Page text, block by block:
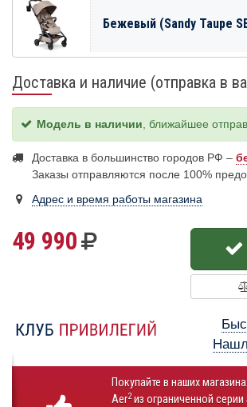
Бежевый (Sandy Taupe
Доставка и наличие (отправка в
Модель в наличии , ближайшее
Доставка в большинство городов РФ –
Заказы отправляются после 100%
Адрес и время работы магазина
49 990
Покупайте в наших
Aer2из ограниченной